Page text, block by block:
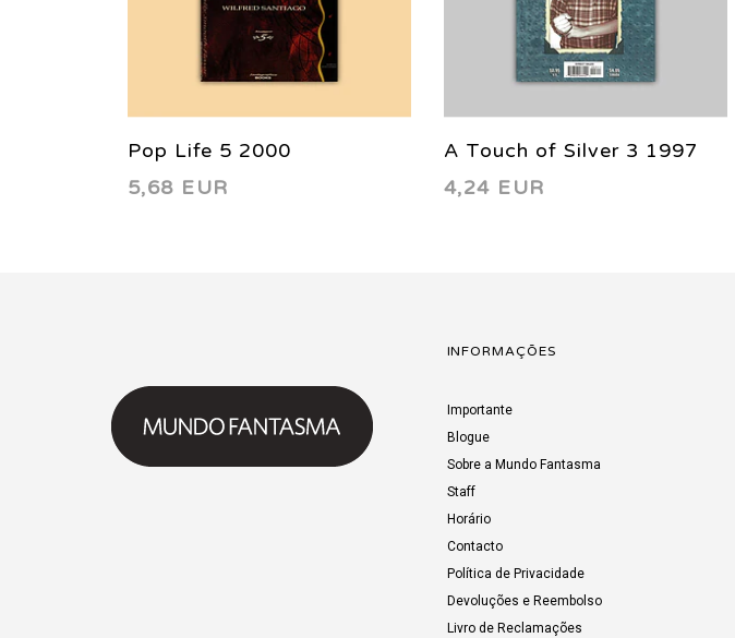
Pop Life 5 2000
5,68 EUR
A Touch of Silver 3 1997
4,24 EUR
INFORMAÇÕES
Importante
Blogue
Sobre a Mundo Fantasma
Staff
Horário
Contacto
Política de Privacidade
Devoluções e Reembolso
Livro de Reclamações